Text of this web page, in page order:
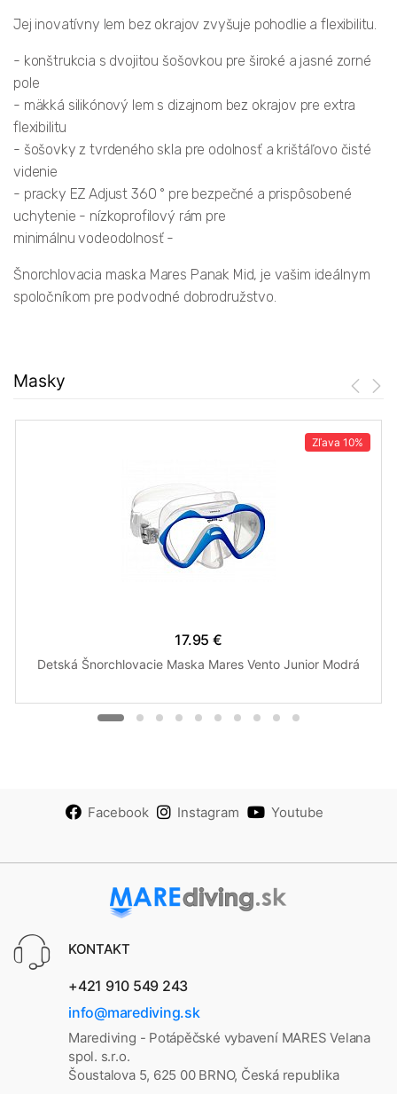
Jej inovatívny lem bez okrajov zvyšuje pohodlie a flexibilitu.
- konštrukcia s dvojitou šošovkou pre široké a jasné zorné
pole
- mäkká silikónový lem s dizajnom bez okrajov pre extra
flexibilitu
- šošovky z tvrdeného skla pre odolnosť a krištáľovo čisté
videnie
- pracky EZ Adjust 360 ° pre bezpečné a prispôsobené
uchytenie - nízkoprofilový rám pre
minimálnu vodeodolnosť -
Šnorchlovacia maska ​​Mares Panak Mid, je vašim ideálnym
spoločníkom pre podvodné dobrodružstvo.
Masky
Zľava 10%
17.95 €
Detská Šnorchlovacie Maska Mares Vento Junior Modrá
Facebook Instagram Youtube
KONTAKT
+421 910 549 243
info@marediving.sk
Marediving - Potápěčské vybavení MARES Velana
spol. s.r.o.
Šoustalova 5, 625 00 BRNO, Česká republika